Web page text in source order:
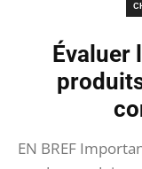
Évaluer
EN BREF